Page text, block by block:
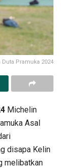
Pramuka 2024
Michelin
Asal
disapa Kelin
melibatkan